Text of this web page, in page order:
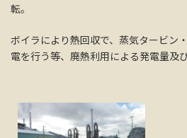
転。
ボイラにより熱回収で、蒸気タービン
電を行う等、廃熱利用による発電量及